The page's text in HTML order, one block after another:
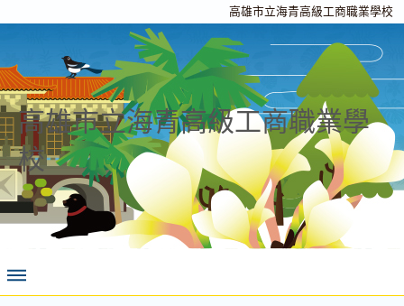
高雄市立海青高級工商職業學校
高雄市立海青高級工商職業學
校